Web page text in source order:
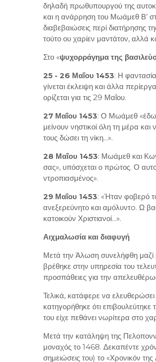
δηλαδή πρωθυπουργού της
και η ανάρρηση του Μωάμεθ Β’
διαβεβαιώσεις περί
τούτο ου χαρίεν μαντάτον, αλλά
Στο «ψυχορράγημα της
25 - 26 Μαΐου 1453: Η
γίνεται έκλειψη και άλλα
ορίζεται για τις 29 Μαΐου.
27 Μαΐου 1453: Ο Μωάμεθ
μείνουν νηστικοί όλη τη μέρα
τους δώσει τη νίκη...».
28 Μαΐου 1453: Μωάμεθ και
σας», υπόσχεται ο πρώτος. Ο
ντροπιασμένος».
29 Μαΐου 1453: «Ήταν φοβερό
ανεξερεύνητο και αμόλυντo. Ω
κατοικούν Χριστιανοί...».
Αιχμαλωσία και διαφυγή
Μετά την Άλωση συνελήφθη μαζί
βρέθηκε στην υπηρεσία του
προσπάθειες για την
Τελικά, κατάφερε να ελευθερώσει
κατηγορήθηκε ότι
του είχε πεθάνει νωρίτερα στο
Μετά την κατάληψη της
μοναχός το 1468. Δεκαπέντε
σημειώσεις του) το «Χρονικόν